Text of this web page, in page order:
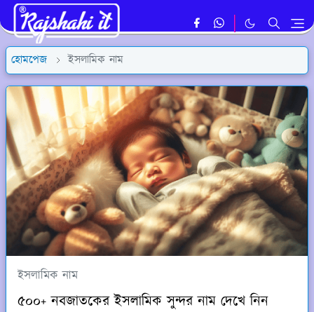
হোমপেজ ইসলামিক নাম
ইসলামিক নাম
৫০০+ নবজাতকের ইসলামিক সুন্দর নাম দেখে নিন